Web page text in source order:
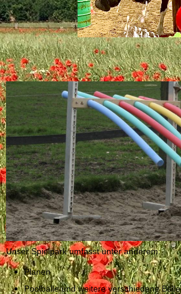
Unser Spielpark umfasst unter anderem:
Planen
Poolbälle und weitere verschiedene Bälle